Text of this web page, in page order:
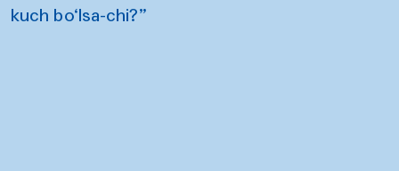
kuch bo‘lsa-chi?”